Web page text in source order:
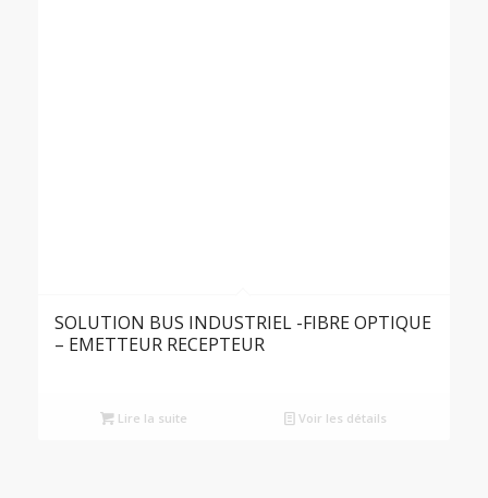
SOLUTION BUS INDUSTRIEL -FIBRE OPTIQUE
– EMETTEUR RECEPTEUR
Lire la suite Voir les détails